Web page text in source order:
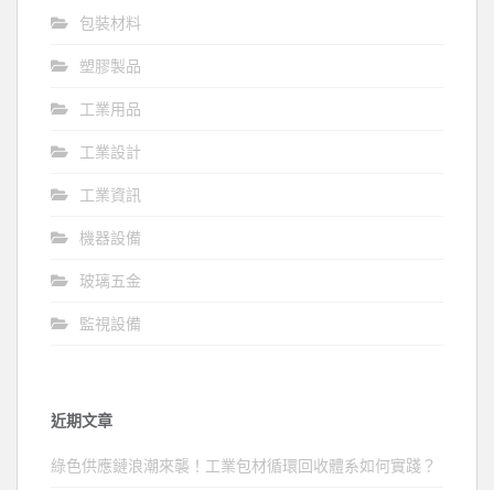
包裝材料
塑膠製品
工業用品
工業設計
工業資訊
機器設備
玻璃五金
監視設備
近期文章
綠色供應鏈浪潮來襲！工業包材循環回收體系如何實踐？